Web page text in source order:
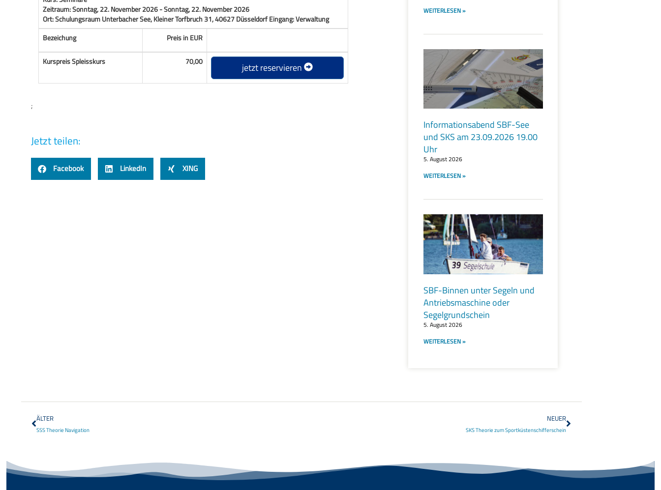
Jetzt teilen:
Facebook LinkedIn XING
WEITERLESEN »
Informationsabend SBF-See
und SKS am 23.09.2026 19.00
Uhr
5. August 2026
WEITERLESEN »
SBF-Binnen unter Segeln und
Antriebsmaschine oder
Segelgrundschein
5. August 2026
WEITERLESEN »
ÄLTER
SSS Theorie Navigation
NEUER
SKS Theorie zum Sportküstenschifferschein